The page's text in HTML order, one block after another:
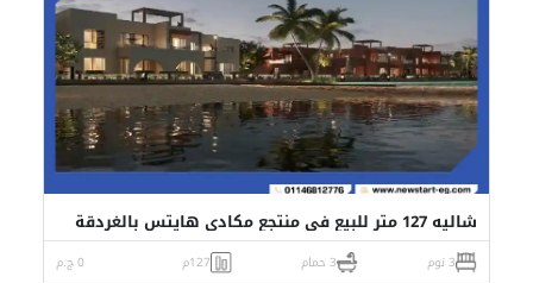
شاليه 127 متر للبيع في منتجع مكادي هايتس بالغردقة
3 نوم 3 حمام 127م 0 ج.م